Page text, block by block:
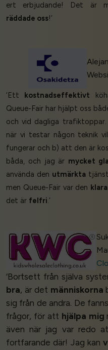
ert erbjudande! Det är
räddade oss!’
‘Ett kostnadseffektivt
Queue-Fair har hjälpt oss
och vid dagliga
när vi testar någon teknik
fungerar och b) att den är
båda, och jag är mycket
använda den utmärkta
men Queue-Fair var den
det är felfri.’
‘Bortsett från själva
bra, är det människorna
sig från de andra. De
frågor, för att hjälpa mig
även när jag var redo
fortfarande där! Jag kan